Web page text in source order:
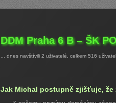
DDM Praha 6 B – ŠK
... dnes navštívili 2 uživatelé, celkem 516
Jak Michal postupně zjišťuje,